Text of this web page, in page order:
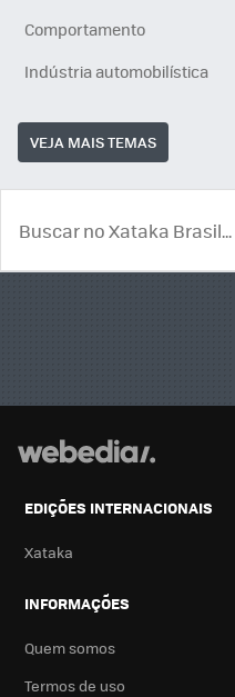
Comportamento
Indústria automobilística
VEJA MAIS TEMAS
EDIÇÕES INTERNACIONAIS
Xataka
INFORMAÇÕES
Quem somos
Termos de uso